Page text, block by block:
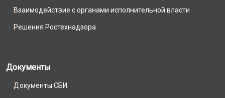
Взаимодействие с органами исполнительной власти
Решения Ростехнадзора
Документы
Документы СБИ